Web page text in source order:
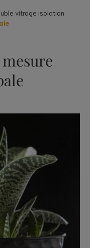
vitrage isolation